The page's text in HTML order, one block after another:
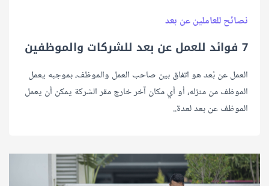
نصائح للعاملين عن بعد
7 فوائد للعمل عن بعد للشركات والموظفين
العمل عن بُعد هو اتفاق بين صاحب العمل والموظف، بموجبه يعمل
الموظف من منزله، أو أي مكان آخر خارج مقر الشركة يمكن أن يعمل
الموظف عن بعد لعدة..